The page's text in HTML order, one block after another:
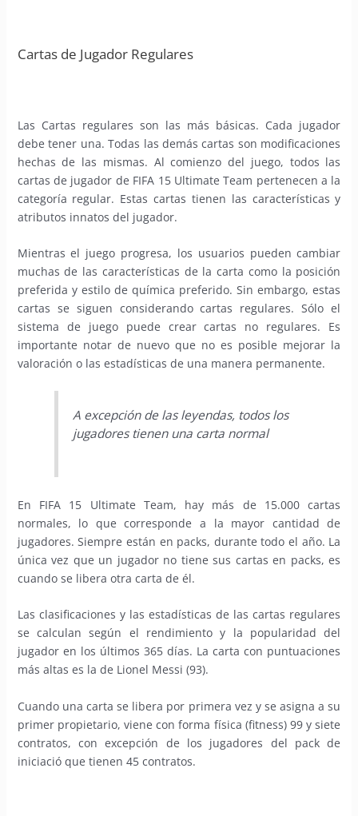
Cartas de Jugador Regulares
Las Cartas regulares son las más básicas. Cada jugador
debe tener una. Todas las demás cartas son modificaciones
hechas de las mismas. Al comienzo del juego, todos las
cartas de jugador de FIFA 15 Ultimate Team pertenecen a la
categoría regular. Estas cartas tienen las características y
atributos innatos del jugador.
Mientras el juego progresa, los usuarios pueden cambiar
muchas de las características de la carta como la posición
preferida y estilo de química preferido. Sin embargo, estas
cartas se siguen considerando cartas regulares. Sólo el
sistema de juego puede crear cartas no regulares. Es
importante notar de nuevo que no es posible mejorar la
valoración o las estadísticas de una manera permanente.
A excepción de las leyendas, todos los
jugadores tienen una carta normal
En FIFA 15 Ultimate Team, hay más de 15.000 cartas
normales, lo que corresponde a la mayor cantidad de
jugadores. Siempre están en packs, durante todo el año. La
única vez que un jugador no tiene sus cartas en packs, es
cuando se libera otra carta de él.
Las clasificaciones y las estadísticas de las cartas regulares
se calculan según el rendimiento y la popularidad del
jugador en los últimos 365 días. La carta con puntuaciones
más altas es la de Lionel Messi (93).
Cuando una carta se libera por primera vez y se asigna a su
primer propietario, viene con forma física (fitness) 99 y siete
contratos, con excepción de los jugadores del pack de
iniciació que tienen 45 contratos.